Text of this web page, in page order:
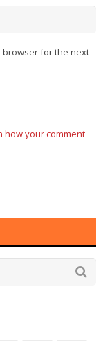
browser for the next
how your comment